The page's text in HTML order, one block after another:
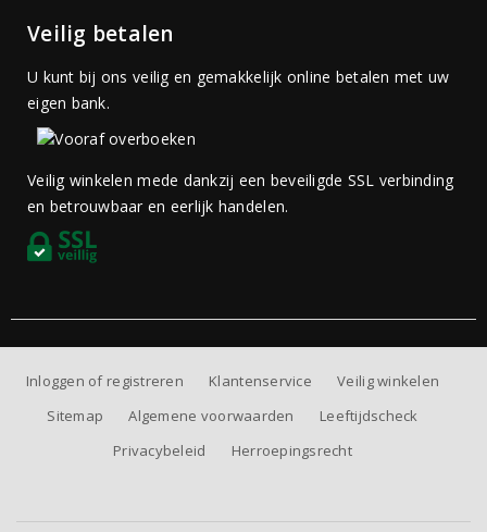
Veilig betalen
U kunt bij ons veilig en gemakkelijk online betalen met uw
eigen bank.
Veilig winkelen mede dankzij een beveiligde SSL verbinding
en betrouwbaar en eerlijk handelen.
Inloggen of registreren Klantenservice
Veilig winkelen
Sitemap
Algemene voorwaarden
Leeftijdscheck
Privacybeleid
Herroepingsrecht